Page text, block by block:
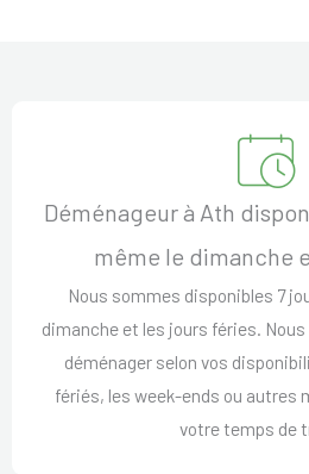
Déménageur à Ath
même le dimanche
Nous sommes disponibles 7
dimanche et les jours féries.
déménager selon vos
fériés, les week-ends ou autres
votre temps de